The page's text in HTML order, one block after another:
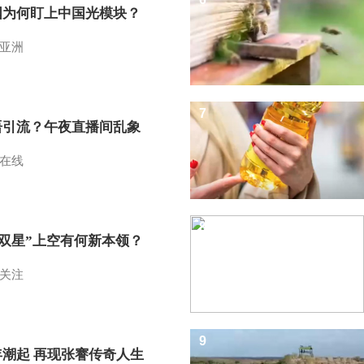
何盯上中国光模块？
洲
流？午夜直播间乱象
线
星”上空有何新本领？
注
起 再现张謇传奇人生
7
8
9